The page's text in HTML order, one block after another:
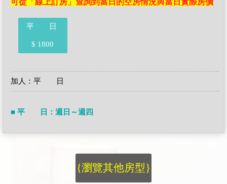
可從「線上訂房」查詢到當日的空房情況與當日實際房價
平 日
$ 1800
加人：平 日
■ 平 日：週日～週四
{瀏覽其他房型}